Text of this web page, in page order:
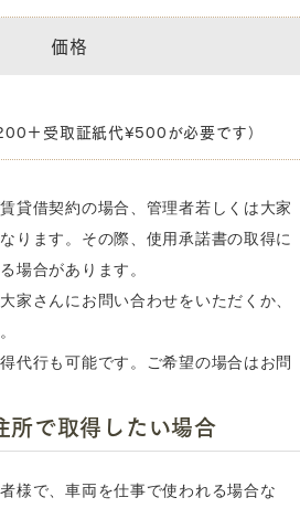
価格
＋受取証紙代¥500が必要です）
貸借契約の場合、管理者若しくは大家
ります。その際、使用承諾書の取得に
場合があります。
家さんにお問い合わせをいただくか、
代行も可能です。ご希望の場合はお問
所で取得したい場合
様で、車両を仕事で使われる場合な